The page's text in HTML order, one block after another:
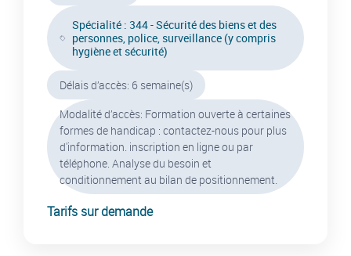
Spécialité : 344 - Sécurité des biens et des
personnes, police, surveillance (y compris
hygiène et sécurité)
Délais d’accès: 6 semaine(s)
Modalité d’accès: Formation ouverte à certaines
formes de handicap : contactez-nous pour plus
d'information. inscription en ligne ou par
téléphone. Analyse du besoin et
conditionnement au bilan de positionnement.
Tarifs sur demande